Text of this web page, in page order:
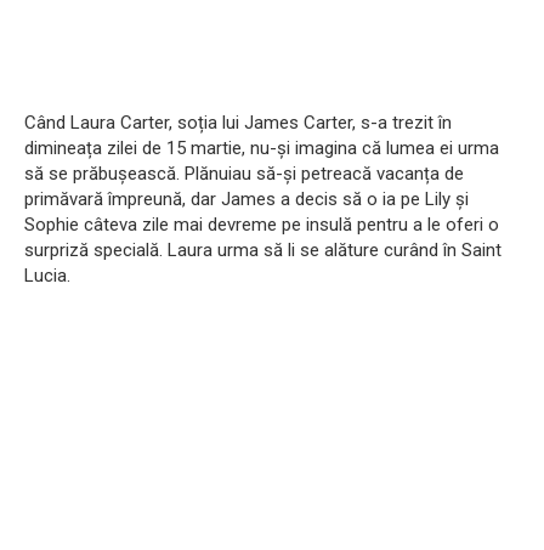
Când Laura Carter, soția lui James Carter, s-a trezit în
dimineața zilei de 15 martie, nu-și imagina că lumea ei urma
să se prăbușească. Plănuiau să-și petreacă vacanța de
primăvară împreună, dar James a decis să o ia pe Lily și
Sophie câteva zile mai devreme pe insulă pentru a le oferi o
surpriză specială. Laura urma să li se alăture curând în Saint
Lucia.